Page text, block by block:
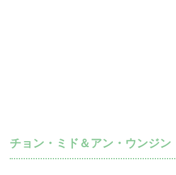
チョン・ミド＆アン・ウンジン